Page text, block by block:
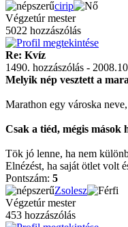
cirip
Végzetúr mester
5022 hozzászólás
Re: Kvíz
1490. hozzászólás -
Melyik nép vesztett a
Marathon egy városka
Csak a tiéd, mégis mások
Tök jó lenne, ha nem
Elnézést, ha saját ötlet volt
Pontszám: 5
Zsolesz
Végzetúr mester
453 hozzászólás